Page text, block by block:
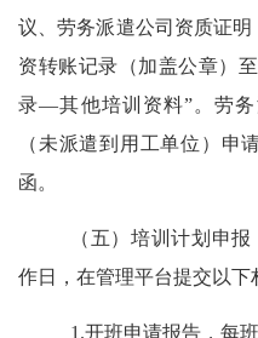
议、劳务派遣公司资质证
资转账记录（加盖公章）
录—其他培训资料”。劳
（未派遣到用工单位）申
函。
（五） 培训计划申报
作日，在管理平台提交以下
1.开班申请报告，每